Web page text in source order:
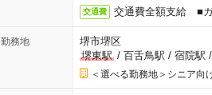
交通費 交通費全額支給 ■
勤務地
堺市堺区
堺東駅/ 百舌鳥駅 / 宿院駅 /
＜選べる勤務地＞シニア